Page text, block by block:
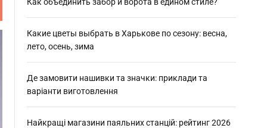
Какие цветы выбрать в Харькове по сезону: весна,
лето, осень, зима
Де замовити нашивки та значки: приклади та
варіанти виготовлення
Найкращі магазини паяльних станцій: рейтинг 2026